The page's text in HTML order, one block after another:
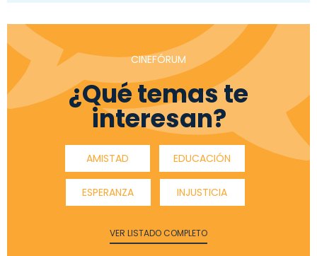
CINEFÓRUM
¿Qué temas te
interesan?
AMISTAD EDUCACIÓN
ESPERANZA INJUSTICIA
VER LISTADO COMPLETO